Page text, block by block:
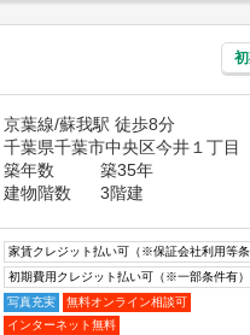
京葉線/蘇我駅 徒歩8分
千葉県千葉市中央区今井１丁目
築年数
築35年
建物階数
3階建
家賃クレジット払い可（※保証会社利用等条
初期費用クレジット払い可（※一部条件有）
写真充実
無料オンライン相談可
インターネット無料